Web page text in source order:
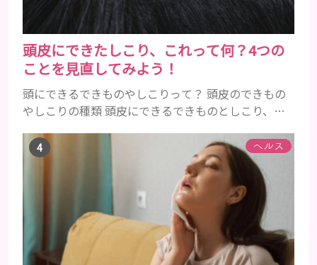
頭皮にできたしこり、これって何？4つの
ことを見直してみよう！
頭にできるできものやしこりって？ 頭皮のできもの
やしこりの種類 頭皮にできるできものとしこり、と
も違いますし、症状や種類によっても違います。まず
はどんな病気なのか、よりも、どんな種類のできも
のやしこりがあるのかを解説いきましょう。 水疱 ご
存知の方もいらっしゃるかと思いますが、すいほ
う、と読みます。これは表皮や表皮下にできるもので
す。表皮は0.2mmほ...
ヘルス